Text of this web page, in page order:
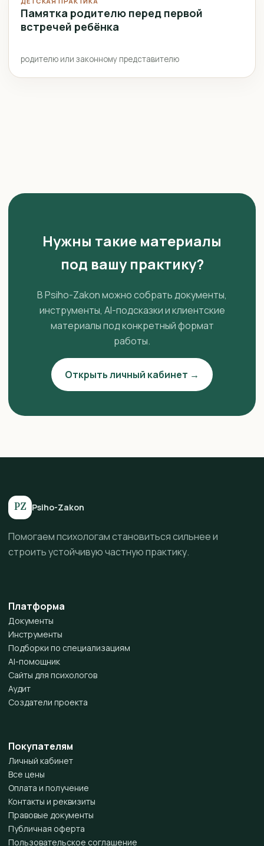
Памятка родителю перед первой
встречей ребёнка
родителю или законному представителю
Нужны такие материалы
под вашу практику?
В Psiho-Zakon можно собрать документы,
инструменты, AI-подсказки и клиентские
материалы под конкретный формат
работы.
Открыть личный кабинет →
PZ Psiho-Zakon
Помогаем психологам становиться сильнее и
строить устойчивую частную практику.
Платформа
Документы
Инструменты
Подборки по специализациям
AI-помощник
Сайты для психологов
Аудит
Создатели проекта
Покупателям
Личный кабинет
Все цены
Оплата и получение
Контакты и реквизиты
Правовые документы
Публичная оферта
Пользовательское соглашение